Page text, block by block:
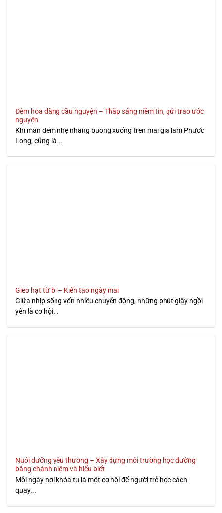
Đêm hoa đăng cầu nguyện – Thắp sáng niềm tin, gửi trao ước
nguyện
Khi màn đêm nhẹ nhàng buông xuống trên mái già lam Phước
Long, cũng là...
Gieo hạt từ bi – Kiến tạo ngày mai
Giữa nhịp sống vốn nhiều chuyển động, những phút giây ngồi
yên là cơ hội...
Nuôi dưỡng yêu thương – Xây dựng môi trường học đường
bằng chánh niệm và hiểu biết
Mỗi ngày nơi khóa tu là một cơ hội để người trẻ học cách
quay...